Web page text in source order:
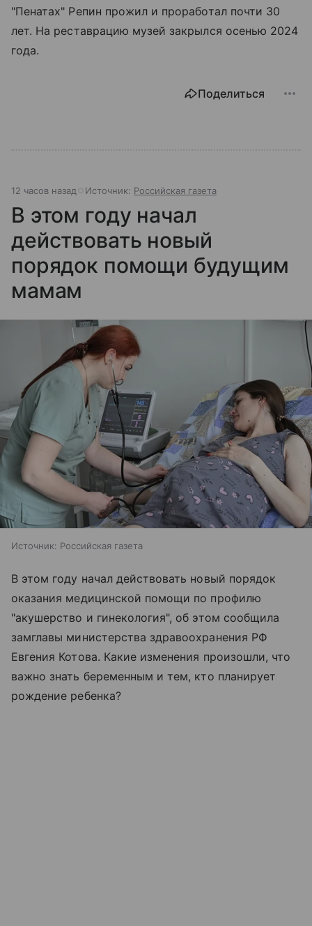
"Пенатах" Репин прожил и проработал почти 30
лет. На реставрацию музей закрылся осенью 2024
года.
Поделиться
12 часов назад Источник: Российская газета
В этом году начал
действовать новый
порядок помощи будущим
мамам
Источник: Российская газета
В этом году начал действовать новый порядок
оказания медицинской помощи по профилю
"акушерство и гинекология", об этом сообщила
замглавы министерства здравоохранения РФ
Евгения Котова. Какие изменения произошли, что
важно знать беременным и тем, кто планирует
рождение ребенка?